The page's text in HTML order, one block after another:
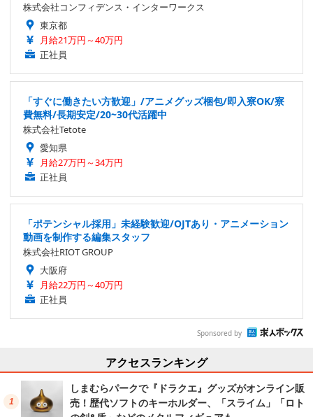
株式会社コンフィデンス・インターワークス
東京都
月給21万円～40万円
正社員
「すぐに働きたい方歓迎」/アニメグッズ梱包/即入寮OK/寮
費無料/長期安定/20~30代活躍中
株式会社Tetote
愛知県
月給27万円～34万円
正社員
「ポテンシャル採用」未経験歓迎/OJTあり・アニメーション
動画を制作する編集スタッフ
株式会社RIOT GROUP
大阪府
月給22万円～40万円
正社員
Sponsored by
アクセスランキング
しまむらパークで『ドラクエ』グッズがオンライン販
売！歴代ソフトのキーホルダー、「スライム」「ロト